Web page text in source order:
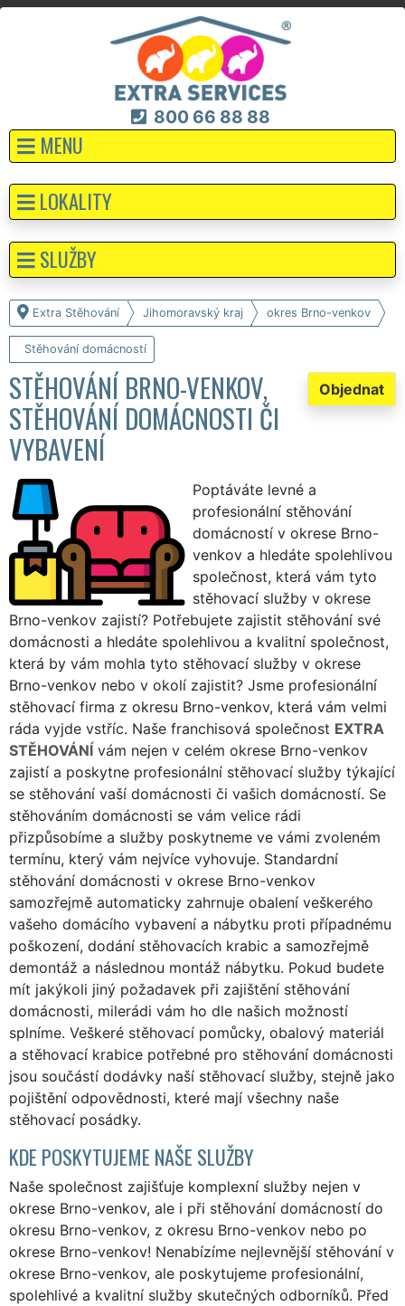
800 66 88 88
MENU
Extra Stěhování Jihomoravský kraj okres Brno-venkov
Stěhování domácností
Objednat
STĚHOVÁNÍ BRNO-VENKOV,
STĚHOVÁNÍ DOMÁCNOSTI ČI
VYBAVENÍ
Poptáváte levné a
profesionální stěhování
domácností v okrese Brno-
venkov a hledáte spolehlivou
společnost, která vám tyto
stěhovací služby v okrese
Brno-venkov zajistí? Potřebujete zajistit stěhování své
domácnosti a hledáte spolehlivou a kvalitní společnost,
která by vám mohla tyto stěhovací služby v okrese
Brno-venkov nebo v okolí zajistit? Jsme profesionální
stěhovací firma z okresu Brno-venkov, která vám velmi
ráda vyjde vstříc. Naše franchisová společnost EXTRA
STĚHOVÁNÍ vám nejen v celém okrese Brno-venkov
zajistí a poskytne profesionální stěhovací služby týkající
se stěhování vaší domácnosti či vašich domácností. Se
stěhováním domácnosti se vám velice rádi
přizpůsobíme a služby poskytneme ve vámi zvoleném
termínu, který vám nejvíce vyhovuje. Standardní
stěhování domácnosti v okrese Brno-venkov
samozřejmě automaticky zahrnuje obalení veškerého
vašeho domácího vybavení a nábytku proti případnému
poškození, dodání stěhovacích krabic a samozřejmě
demontáž a následnou montáž nábytku. Pokud budete
mít jakýkoli jiný požadavek při zajištění stěhování
domácnosti, milerádi vám ho dle našich možností
splníme. Veškeré stěhovací pomůcky, obalový materiál
a stěhovací krabice potřebné pro stěhování domácnosti
jsou součástí dodávky naší stěhovací služby, stejně jako
pojištění odpovědnosti, které mají všechny naše
stěhovací posádky.
KDE POSKYTUJEME NAŠE SLUŽBY
Naše společnost zajišťuje komplexní služby nejen v
okrese Brno-venkov, ale i při stěhování domácností do
okresu Brno-venkov, z okresu Brno-venkov nebo po
okrese Brno-venkov! Nenabízíme nejlevnější stěhování v
okrese Brno-venkov, ale poskytujeme profesionální,
spolehlivé a kvalitní služby skutečných odborníků. Před
LOKALITY
SLUŽBY